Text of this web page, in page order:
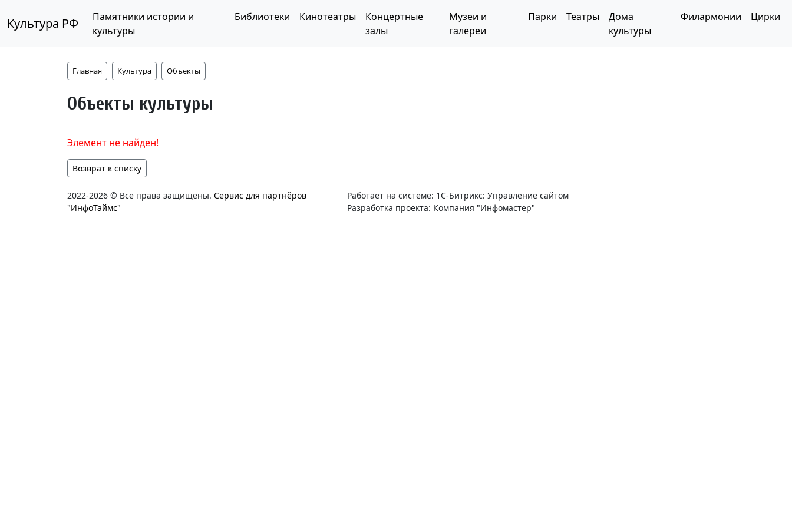
Культура РФ
Памятники истории и
культуры
Библиотеки Кинотеатры
Концертные
залы
Музеи и
галереи
Парки Театры
Дома
культуры
Филармонии Цирки
Главная Культура Объекты
Объекты культуры
Элемент не найден!
Возврат к списку
2022-2026 © Все права защищены. Сервис для партнёров
"ИнфоТаймс"
Работает на системе: 1С-Битрикс: Управление сайтом
Разработка проекта: Компания "Инфомастер"